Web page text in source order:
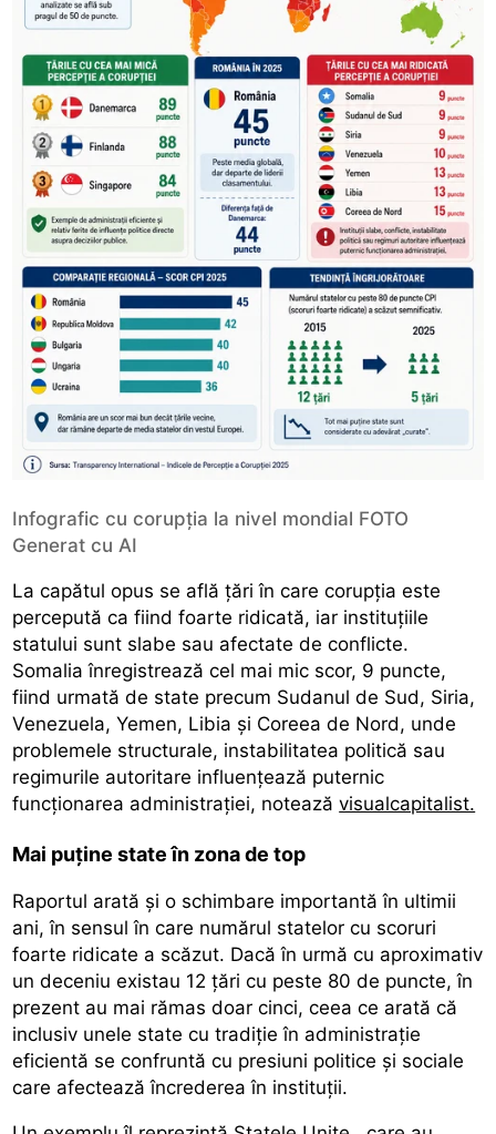
Infografic cu corupția la nivel mondial FOTO
Generat cu AI
La capătul opus se află țări în care corupția este
percepută ca fiind foarte ridicată, iar instituțiile
statului sunt slabe sau afectate de conflicte.
Somalia înregistrează cel mai mic scor, 9 puncte,
fiind urmată de state precum Sudanul de Sud, Siria,
Venezuela, Yemen, Libia și Coreea de Nord, unde
problemele structurale, instabilitatea politică sau
regimurile autoritare influențează puternic
funcționarea administrației, noteazăvisualcapitalist.
Mai puține state în zona de top
Raportul arată și o schimbare importantă în ultimii
ani, în sensul în care numărul statelor cu scoruri
foarte ridicate a scăzut. Dacă în urmă cu aproximativ
un deceniu existau 12 țări cu peste 80 de puncte, în
prezent au mai rămas doar cinci, ceea ce arată că
inclusiv unele state cu tradiție în administrație
eficientă se confruntă cu presiuni politice și sociale
care afectează încrederea în instituții.